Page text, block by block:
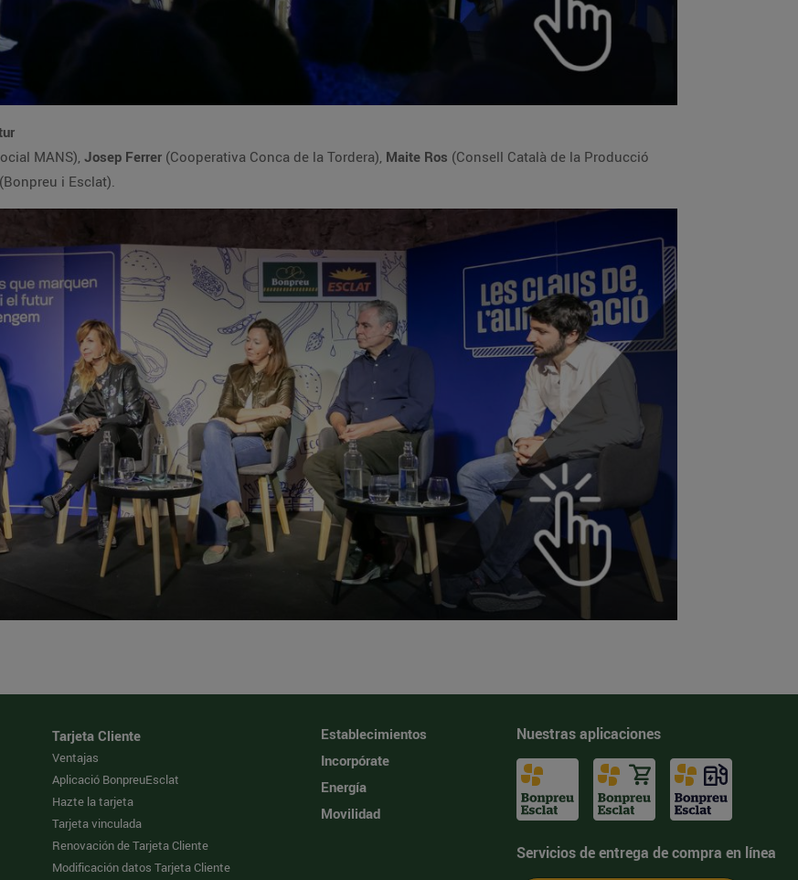
MANS), Josep Ferrer (Cooperativa Conca de la Tordera), Maite Ros (Consell Català de la Producció
(Bonpreu i Esclat).
Tarjeta Cliente
Ventajas
Aplicació BonpreuEsclat
Hazte la tarjeta
Tarjeta vinculada
Renovación de Tarjeta Cliente
Modificación datos Tarjeta Cliente
Establecimientos
Incorpórate
Energía
Movilidad
Nuestras aplicaciones
Servicios de entrega de compra en línea